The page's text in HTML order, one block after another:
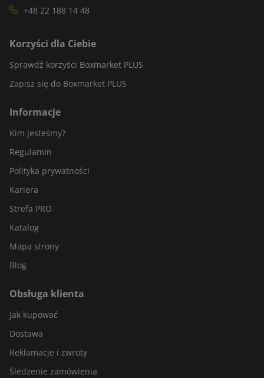
+48 22 188 14 48
Korzyści dla Ciebie
Sprawdź korzyści Boxmarket PLUS
Zapisz się do Boxmarket PLUS
Informacje
Kim jesteśmy?
Regulamin
Polityka prywatności
Kariera
Strefa PRO
Katalog
Mapa strony
Blog
Obsługa klienta
Jak kupować
Dostawa
Reklamacje i zwroty
Śledzenie zamówienia